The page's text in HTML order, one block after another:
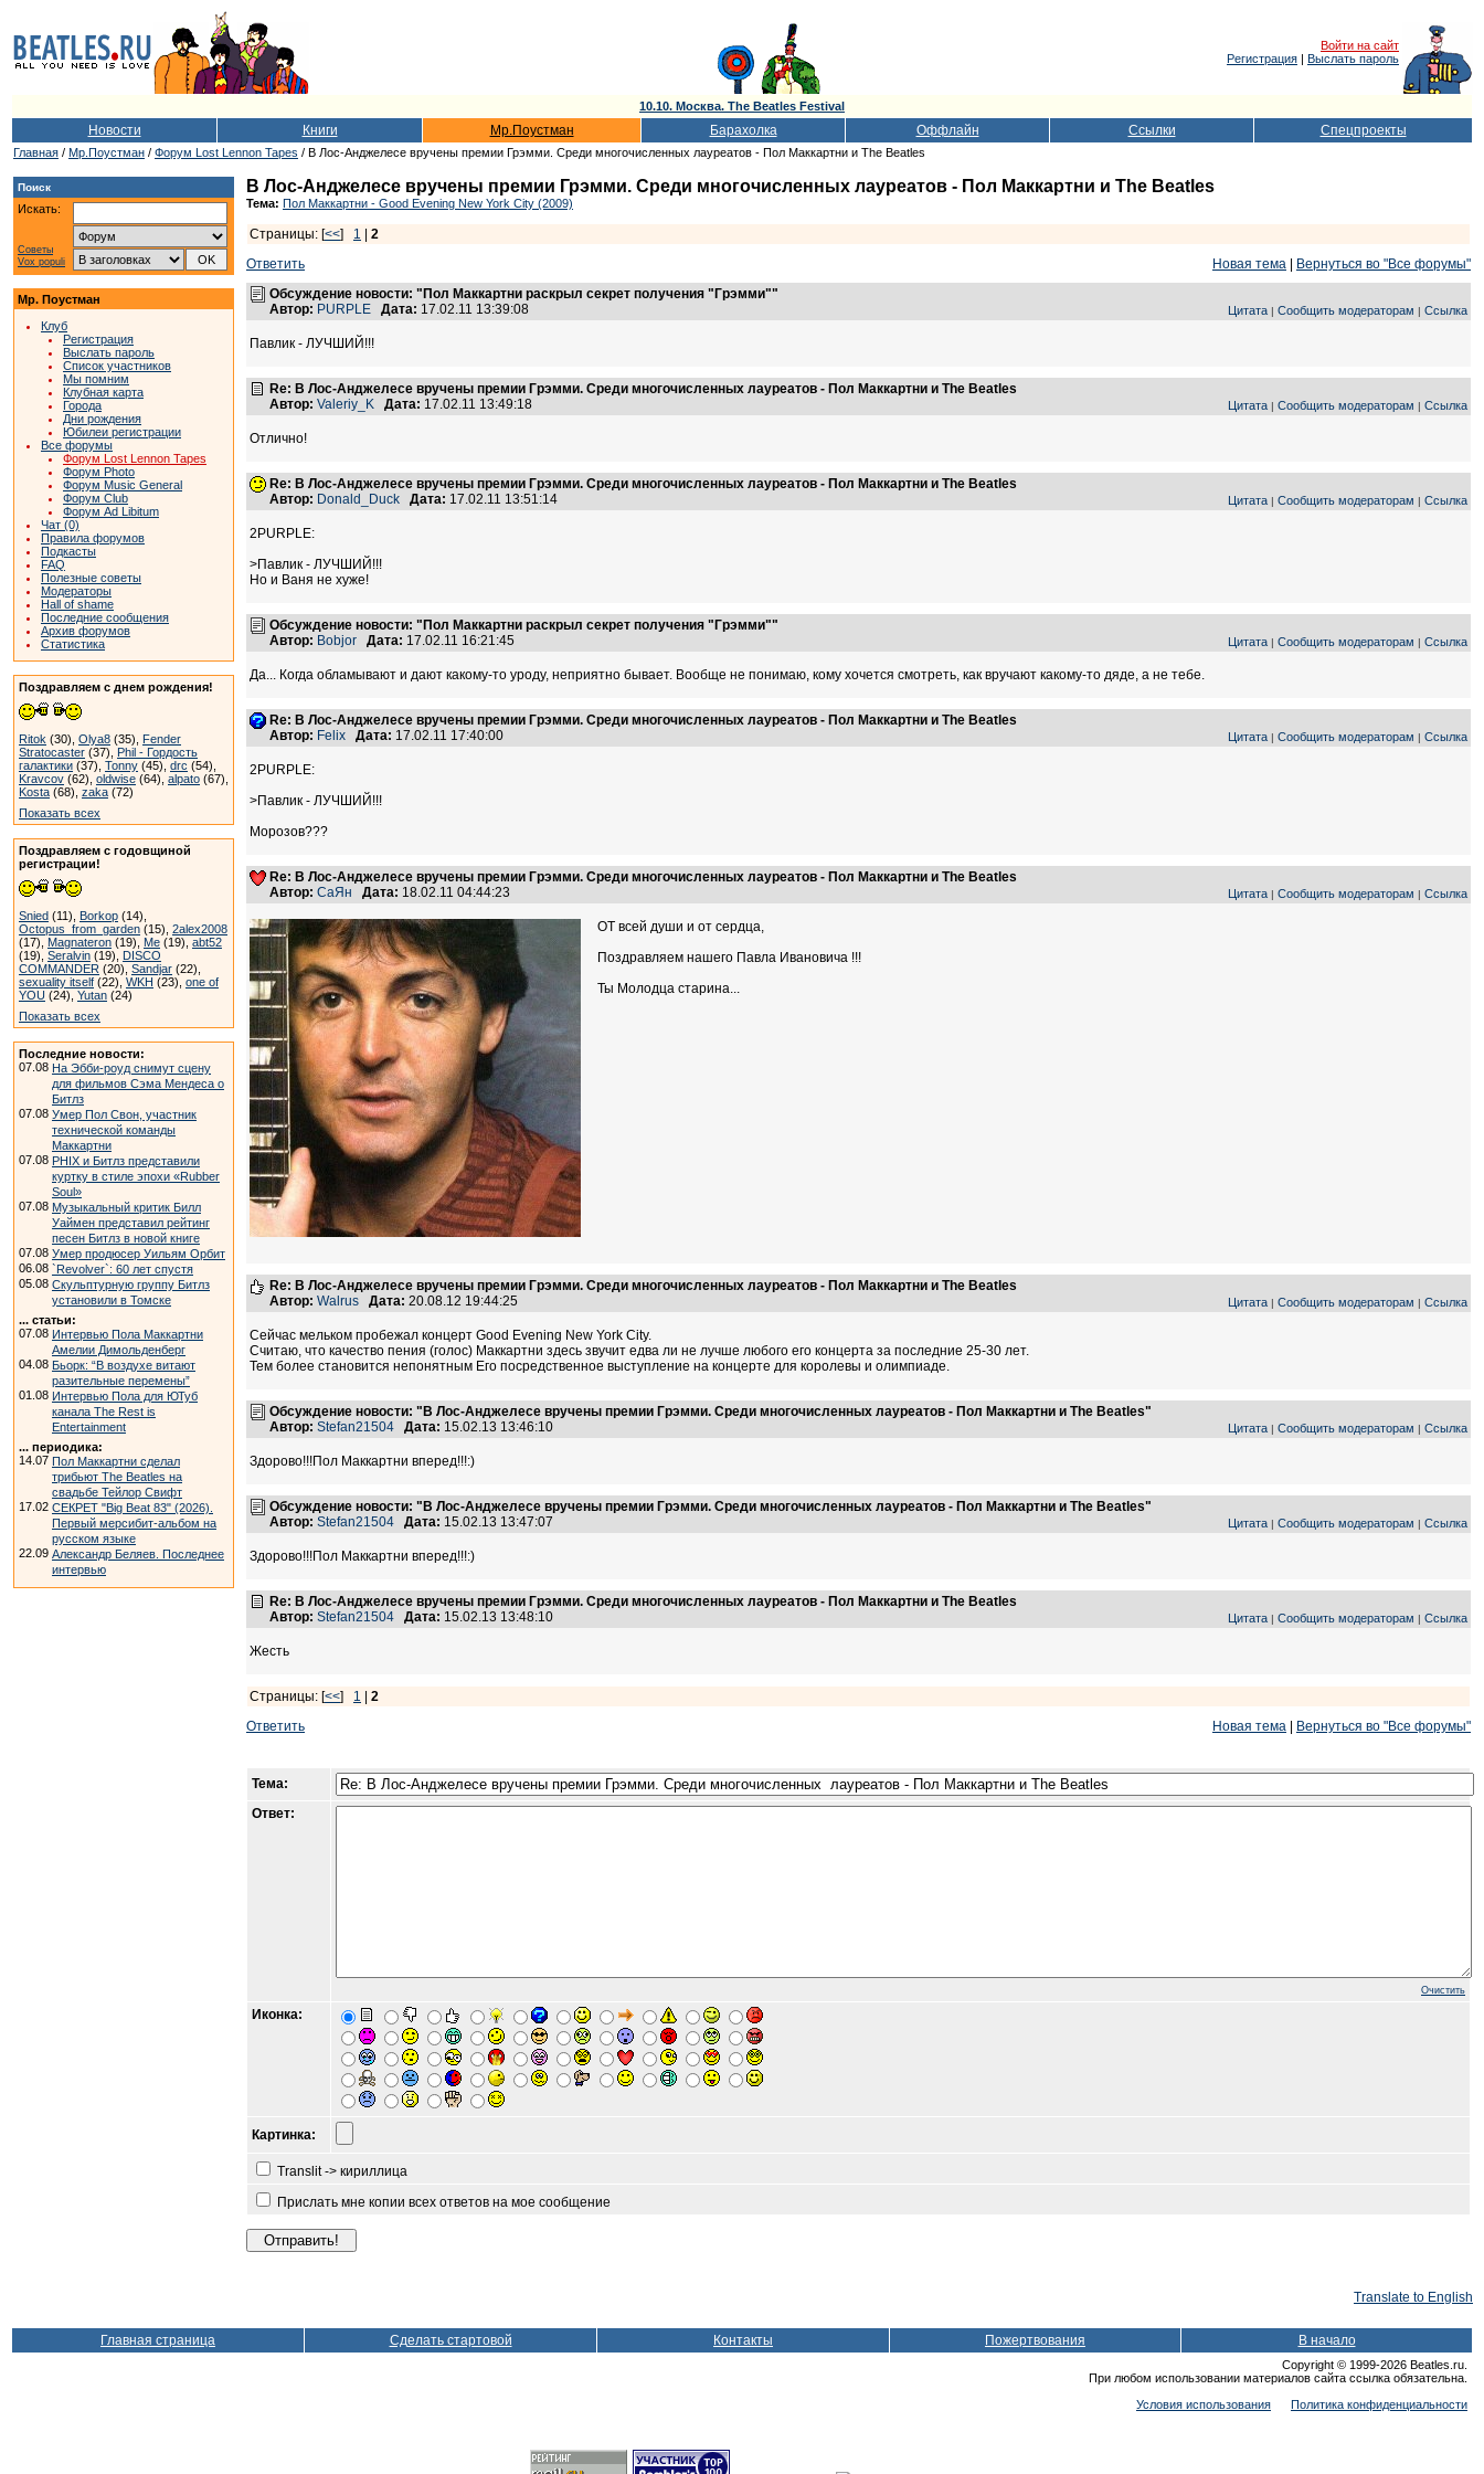
Войти на сайт
Регистрация | Выслать пароль
10.10. Москва. The Beatles Festival
Новости Книги Мр.Поустман Барахолка Оффлайн Ссылки Спецпроекты
Главная / Мр.Поустман / Форум Lost Lennon Tapes / В Лос-Анджелесе вручены премии Грэмми. Среди многочисленных лауреатов - Пол Маккартни и The Beatles
Поиск
Искать:
Советы
Vox populi
Мр. Поустман
Клуб
Регистрация
Выслать пароль
Список участников
Мы помним
Клубная карта
Города
Дни рождения
Юбилеи регистрации
Все форумы
Форум Lost Lennon Tapes
Форум Photo
Форум Music General
Форум Club
Форум Ad Libitum
Чат (0)
Правила форумов
Подкасты
FAQ
Полезные советы
Модераторы
Hall of shame
Последние сообщения
Архив форумов
Статистика
Поздравляем с днем рождения!
Ritok (30), Olya8 (35), Fender
Stratocaster (37), Phil - Гордость
галактики (37), Tonny (45), drc (54),
Kravcov (62), oldwise (64), alpato (67),
Kosta (68), zaka (72)
Показать всех
Поздравляем с годовщиной
регистрации!
Snied (11), Borkop (14),
Octopus_from_garden (15), 2alex2008
(17), Magnateron (19), Me (19), abt52
(19), Seralvin (19), DISCO
COMMANDER (20), Sandjar (22),
sexuality itself (22), WKH (23), one of
YOU (24), Yutan (24)
Показать всех
Последние новости:
07.08 На Эбби-роуд снимут сцену
для фильмов Сэма Мендеса о
Битлз
07.08 Умер Пол Свон, участник
технической команды
Маккартни
07.08 PHIX и Битлз представили
куртку в стиле эпохи «Rubber
Soul»
07.08 Музыкальный критик Билл
Уаймен представил рейтинг
песен Битлз в новой книге
07.08 Умер продюсер Уильям Орбит
06.08 `Revolver`: 60 лет спустя
05.08 Скульптурную группу Битлз
установили в Томске
... статьи:
07.08 Интервью Пола Маккартни
Амелии Димольденберг
04.08 Бьорк: “В воздухе витают
разительные перемены”
01.08 Интервью Пола для ЮТуб
канала The Rest is
Entertainment
... периодика:
14.07 Пол Маккартни сделал
трибьют The Beatles на
свадьбе Тейлор Свифт
17.02 СЕКРЕТ "Big Beat 83" (2026).
Первый мерсибит-альбом на
русском языке
22.09 Александр Беляев. Последнее
интервью
В Лос-Анджелесе вручены премии Грэмми. Среди многочисленных лауреатов - Пол Маккартни и The Beatles
Тема: Пол Маккартни - Good Evening New York City (2009)
Страницы: [<<] 1
2
Ответить
Новая тема
Вернуться во "Все форумы"
Обсуждение новости: "Пол Маккартни раскрыл секрет получения "Грэмми""
Автор: PURPLE Дата: 17.02.11 13:39:08 Цитата | Сообщить модераторам | Ссылка
Павлик - ЛУЧШИЙ!!!
Re: В Лос-Анджелесе вручены премии Грэмми. Среди многочисленных лауреатов - Пол Маккартни и The Beatles
Автор: Valeriy_K Дата: 17.02.11 13:49:18 Цитата | Сообщить модераторам | Ссылка
Отлично!
Re: В Лос-Анджелесе вручены премии Грэмми. Среди многочисленных лауреатов - Пол Маккартни и The Beatles
Автор: Donald_Duck Дата: 17.02.11 13:51:14 Цитата | Сообщить модераторам | Ссылка
2PURPLE:
>Павлик - ЛУЧШИЙ!!!
Но и Ваня не хуже!
Обсуждение новости: "Пол Маккартни раскрыл секрет получения "Грэмми""
Автор: Bobjor Дата: 17.02.11 16:21:45 Цитата | Сообщить модераторам | Ссылка
Да... Когда обламывают и дают какому-то уроду, неприятно бывает. Вообще не понимаю, кому хочется смотреть, как вручают какому-то дяде, а не тебе.
Re: В Лос-Анджелесе вручены премии Грэмми. Среди многочисленных лауреатов - Пол Маккартни и The Beatles
Автор: Felix Дата: 17.02.11 17:40:00 Цитата | Сообщить модераторам | Ссылка
2PURPLE:
>Павлик - ЛУЧШИЙ!!!
Морозов???
Re: В Лос-Анджелесе вручены премии Грэмми. Среди многочисленных лауреатов - Пол Маккартни и The Beatles
Автор: СаЯн Дата: 18.02.11 04:44:23 Цитата | Сообщить модераторам | Ссылка
ОТ всей души и от сердца,
Поздравляем нашего Павла Ивановича !!!
Ты Молодца старина...
Re: В Лос-Анджелесе вручены премии Грэмми. Среди многочисленных лауреатов - Пол Маккартни и The Beatles
Автор: Walrus Дата: 20.08.12 19:44:25 Цитата | Сообщить модераторам | Ссылка
Сейчас мельком пробежал концерт Good Evening New York City.
Считаю, что качество пения (голос) Маккартни здесь звучит едва ли не лучше любого его концерта за последние 25-30 лет.
Тем более становится непонятным Его посредственное выступление на концерте для королевы и олимпиаде.
Обсуждение новости: "В Лос-Анджелесе вручены премии Грэмми. Среди многочисленных лауреатов - Пол Маккартни и The Beatles"
Автор: Stefan21504 Дата: 15.02.13 13:46:10 Цитата | Сообщить модераторам | Ссылка
Здорово!!!Пол Маккартни вперед!!!:)
Обсуждение новости: "В Лос-Анджелесе вручены премии Грэмми. Среди многочисленных лауреатов - Пол Маккартни и The Beatles"
Автор: Stefan21504 Дата: 15.02.13 13:47:07 Цитата | Сообщить модераторам | Ссылка
Здорово!!!Пол Маккартни вперед!!!:)
Re: В Лос-Анджелесе вручены премии Грэмми. Среди многочисленных лауреатов - Пол Маккартни и The Beatles
Автор: Stefan21504 Дата: 15.02.13 13:48:10 Цитата | Сообщить модераторам | Ссылка
Жесть
Страницы: [<<] 1
2
Ответить
Новая тема Вернуться во "Все форумы"
Тема:
Ответ:
Очистить
Иконка:
Картинка:
Translit -> кириллица
Прислать мне копии всех ответов на мое сообщение
Translate to English
Главная страница Сделать стартовой Контакты Пожертвования В начало
Copyright © 1999-2026 Beatles.ru.
При любом использовании материалов сайта ссылка обязательна.
Условия использования
Политика конфиденциальности